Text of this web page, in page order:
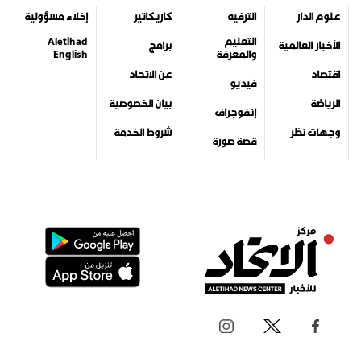
علوم الدار
الأخبار العالمية
اقتصاد
الرياضة
وجهات نظر
الترفيه
التعليم
والمعرفة
فيديو
إنفوجراف
قصة صورة
كاريكاتير
برامج
عن الاتحاد
بيان الخصوصية
شروط الخدمة
إخلاء مسؤولية
Aletihad
English